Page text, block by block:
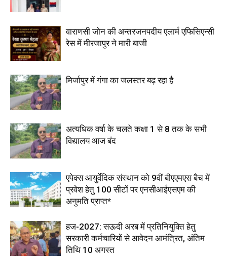
वाराणसी जोन की अन्तरजनपदीय एलार्म एफिसिएन्सी
रेस में मीरजापुर ने मारी बाजी
मिर्जापुर में गंगा का जलस्तर बढ़ रहा है
अत्यधिक वर्षा के चलते कक्षा 1 से 8 तक के सभी
विद्यालय आज बंद
एपेक्स आयुर्वेदिक संस्थान को 9वीं बीएएमएस बैच में
प्रवेश हेतु 100 सीटों पर एनसीआईएसएम की
अनुमति प्राप्त*
हज-2027: सऊदी अरब में प्रतिनियुक्ति हेतु
सरकारी कर्मचारियों से आवेदन आमंत्रित, अंतिम
तिथि 10 अगस्त